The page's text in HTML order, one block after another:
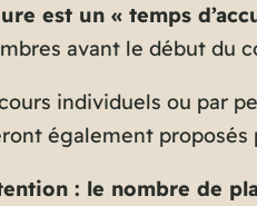
est un « temps
avant le début du
individuels ou par
également proposés
: le nombre de